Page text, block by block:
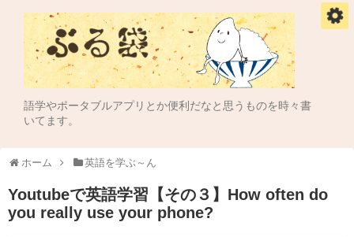
語学やポータブルアプリとか便利だなと思うものを時々書
いてます。
ホーム 英語を学ぶ～ん
Youtubeで英語学習【その３】How often do
you really use your phone?